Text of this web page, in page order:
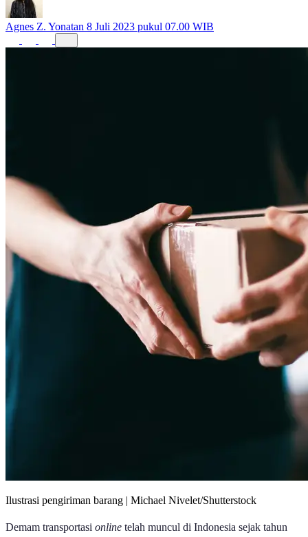
Agnes Z. Yonatan 8 Juli 2023 pukul 07.00 WIB
Ilustrasi pengiriman barang | Michael Nivelet/Shutterstock
Demam transportasi online telah muncul di Indonesia sejak tahun